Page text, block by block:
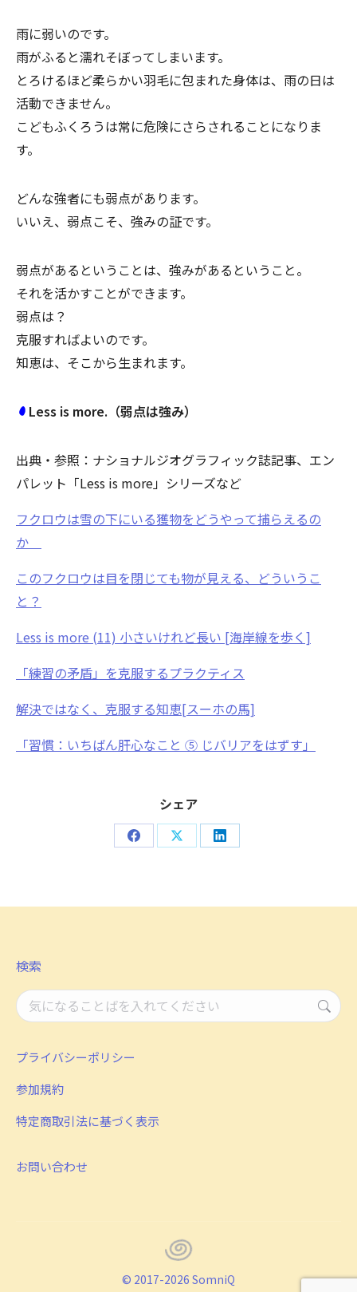
雨に弱いのです。
雨がふると濡れそぼってしまいます。
とろけるほど柔らかい羽毛に包まれた身体は、雨の日は
活動できません。
こどもふくろうは常に危険にさらされることになりま
す。
どんな強者にも弱点があります。
いいえ、弱点こそ、強みの証です。
弱点があるということは、強みがあるということ。
それを活かすことができます。
弱点は？
克服すればよいのです。
知恵は、そこから生まれます。
Less is more.（弱点は強み）
出典・参照：ナショナルジオグラフィック誌記事、エン
パレット「Less is more」シリーズなど
フクロウは雪の下にいる獲物をどうやって捕らえるの
か
このフクロウは目を閉じても物が見える、どういうこ
と？
Less is more (11) 小さいけれど長い [海岸線を歩く]
「練習の矛盾」を克服するプラクティス
解決ではなく、克服する知恵[スーホの馬]
「習慣：いちばん肝心なこと ⑤ じバリアをはずす」
シェア
Share Share Share
検索
検
索：
プライバシーポリシー
参加規約
特定商取引法に基づく表示
お問い合わせ
© 2017-2026 SomniQ